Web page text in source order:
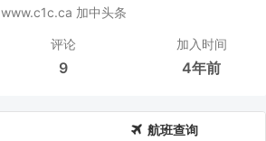
www.c1c.ca 加中头条
评论
9
加入时间
4年前
航班查询